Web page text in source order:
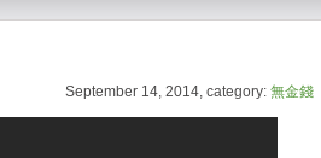
September 14, 2014, category: 無金錢